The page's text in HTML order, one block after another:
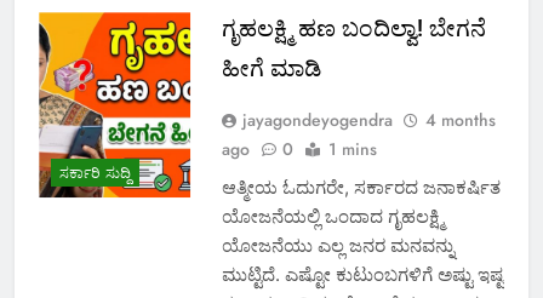
ಸರ್ಕಾರಿ ಸುದ್ದಿ
ಗೃಹಲಕ್ಷ್ಮಿ ಹಣ ಬಂದಿಲ್ವಾ! ಬೇಗನೆ
ಹೀಗೆ ಮಾಡಿ
jayagondeyogendra
4 months
ago
0 1 mins
ಆತ್ಮೀಯ ಓದುಗರೇ, ಸರ್ಕಾರದ ಜನಾಕರ್ಷಿತ
ಯೋಜನೆಯಲ್ಲಿ ಒಂದಾದ ಗೃಹಲಕ್ಷ್ಮಿ
ಯೋಜನೆಯು ಎಲ್ಲ ಜನರ ಮನವನ್ನು
ಮುಟ್ಟಿದೆ. ಎಷ್ಟೋ ಕುಟುಂಬಗಳಿಗೆ ಅಷ್ಟು ಇಷ್ಟ